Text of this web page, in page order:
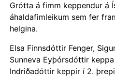
Grótta á fimm keppendur á
áhaldafimleikum sem fer
helgina.
Elsa Finnsdóttir Fenger,
Sunneva Eyþórsdóttir
Indriðadóttir keppir í 2.